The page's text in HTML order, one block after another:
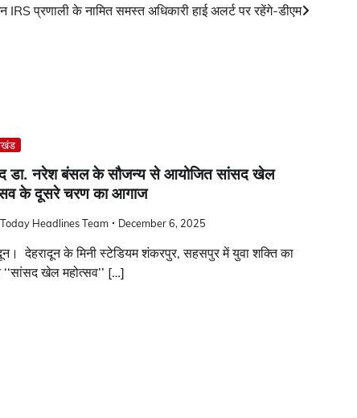
IRS प्रणाली के नामित समस्त अधिकारी हाई अलर्ट पर रहेंगे-डीएम
डा. नरेश बंसल के सौजन्य से आयोजित सांसद खेल
के दूसरे चरण का आगाज
Headlines Team December 6, 2025
देहरादून के मिनी स्टेडियम शंकरपुर, सहसपुर में युवा शक्ति का
खेल महोत्सव’’ […]